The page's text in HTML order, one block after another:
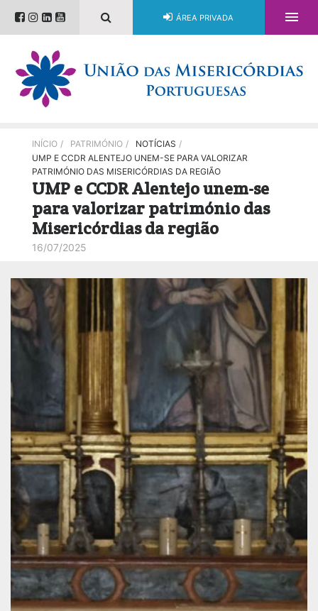
ÁREA PRIVADA 
INÍCIO / PATRIMÓNIO / NOTÍCIAS /
UMP E CCDR ALENTEJO UNEM-SE PARA VALORIZAR
PATRIMÓNIO DAS MISERICÓRDIAS DA REGIÃO
UMP e CCDR Alentejo unem-se
para valorizar património das
Misericórdias da região
16/07/2025